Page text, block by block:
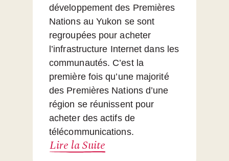
développement des Premières
Nations au Yukon se sont
regroupées pour acheter
l’infrastructure Internet dans les
communautés. C’est la
première fois qu’une majorité
des Premières Nations d’une
région se réunissent pour
acheter des actifs de
télécommunications.
Lire la Suite